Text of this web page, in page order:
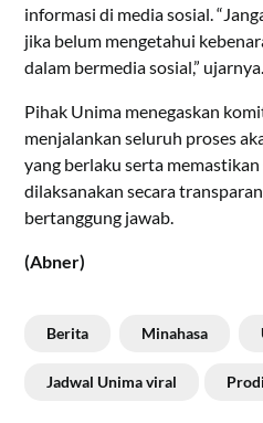
informasi di media sosial.
jika belum mengetahui
dalam bermedia sosial,” ujarnya.
Pihak Unima menegaskan
menjalankan seluruh proses
yang berlaku serta
dilaksanakan secara
bertanggung jawab.
(Abner)
Berita Minahasa
Jadwal Unima viral